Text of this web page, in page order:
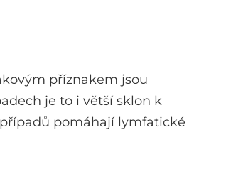
příznakem jsou
je to i větší sklon k
pomáhají lymfatické